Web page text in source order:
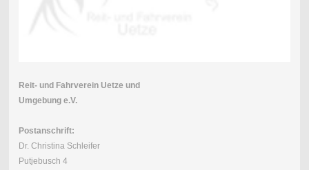
Reit- und Fahrverein Uetze und
Umgebung e.V.
Postanschrift:
Dr. Christina Schleifer
Putjebusch 4